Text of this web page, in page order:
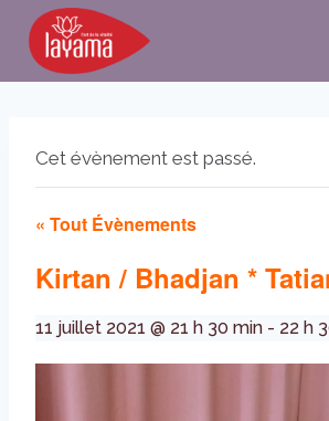
Aller
contenu
Cet évènement est passé.
« Tout Évènements
Kirtan / Bhadjan *
11 juillet 2021 @ 21 h 30 min - 22 h